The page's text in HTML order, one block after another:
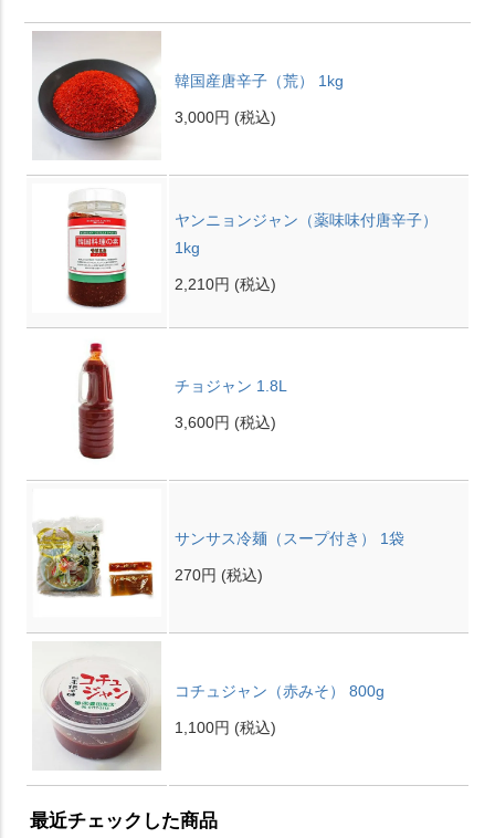
韓国産唐辛子（荒） 1kg
3,000円 (税込)
ヤンニョンジャン（薬味味付唐辛子）
1kg
2,210円 (税込)
チョジャン 1.8L
3,600円 (税込)
サンサス冷麺（スープ付き） 1袋
270円 (税込)
コチュジャン（赤みそ） 800g
1,100円 (税込)
最近チェックした商品